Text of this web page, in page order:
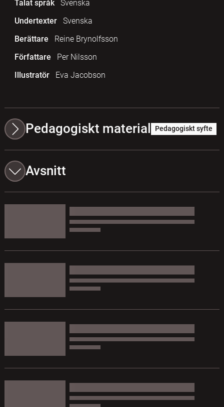
Talat språk
Svenska
Undertexter
Svenska
Berättare
Reine Brynolfsson
Författare
Per Nilsson
Illustratör
Eva Jacobson
Pedagogiskt material Pedagogiskt syfte
Avsnitt